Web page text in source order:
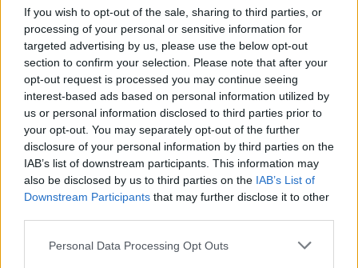
If you wish to opt-out of the sale, sharing to third parties, or
processing of your personal or sensitive information for
targeted advertising by us, please use the below opt-out
section to confirm your selection. Please note that after your
opt-out request is processed you may continue seeing
interest-based ads based on personal information utilized by
us or personal information disclosed to third parties prior to
your opt-out. You may separately opt-out of the further
disclosure of your personal information by third parties on the
IAB’s list of downstream participants. This information may
also be disclosed by us to third parties on the IAB’s List of
Downstream Participants that may further disclose it to other
Please note that this website/app uses one or more Google
Personal Data Processing Opt Outs
ιδιότητες του ξύλου, οι ερευνητές
επικάλυψαν το ένα κομμάτι του με μια κοινή
σιλικόνη που κερδίζει ηλεκτρόνια κατά την
επαφή, ενώ το άλλο κομμάτι το στόλισαν με
νανοκρυστάλλους που έχουν την τάση να
χάνουν ηλεκτρόνια. Αφού δοκίμασαν
διάφορα είδη ξύλου, διαπίστωσαν ότι η
ακτινωτά κομμένo έλατο- ένα κοινό ξύλο για
κατασκευές στην Ευρώπη - παρήγαγε 80
φορές περισσότερο ηλεκτρισμό από το
φυσικό ξύλο.
Χρησιμοποιώντας ένα πρωτότυπο ξύλινο